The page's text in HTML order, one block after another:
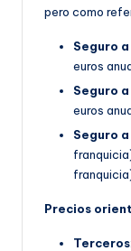
pero como
Seguro
euros
Seguro
euros
Seguro
Precios
Terceros